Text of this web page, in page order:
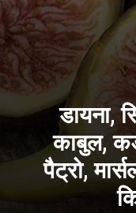
डायना,
काबुल,
पैट्रो,